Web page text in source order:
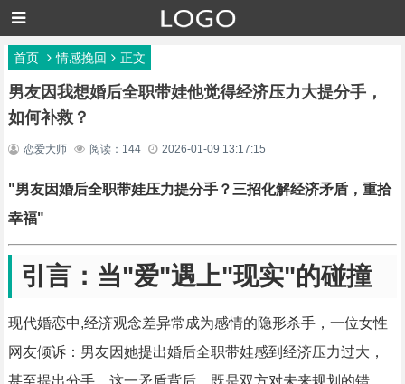
首页 情感挽回 正文
男友因我想婚后全职带娃他觉得经济压力大提分手，
如何补救？
恋爱大师 阅读：144 2026-01-09 13:17:15
"男友因婚后全职带娃压力提分手？三招化解经济矛盾，重拾
幸福"
引言：当"爱"遇上"现实"的碰撞
现代婚恋中,经济观念差异常成为感情的隐形杀手，一位女性
网友倾诉：男友因她提出婚后全职带娃感到经济压力过大，
甚至提出分手，这一矛盾背后，既是双方对未来规划的错